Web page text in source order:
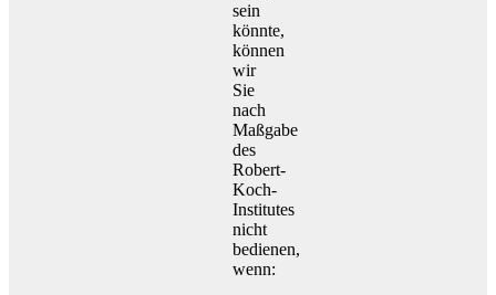
sein
könnte,
können
wir
Sie
nach
Maßgabe
des
Robert-
Koch-
Institutes
nicht
bedienen,
wenn: